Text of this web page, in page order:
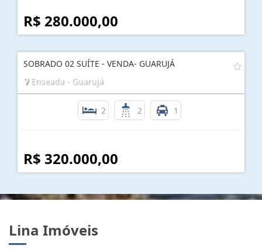
R$ 280.000,00
SOBRADO 02 SUÍTE - VENDA- GUARUJÁ
Enseada - Guarujá
2 2 1
R$ 320.000,00
Lina Imóveis